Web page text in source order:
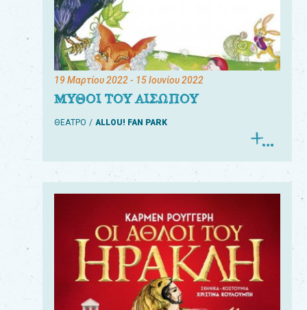
19 Μαρτίου 2022- 15 Ιουνίου 2022
ΜΥΘΟΙ ΤΟΥ ΑΙΣΩΠΟΥ
ΘΕΑΤΡΟ ALLOU! FAN PARK